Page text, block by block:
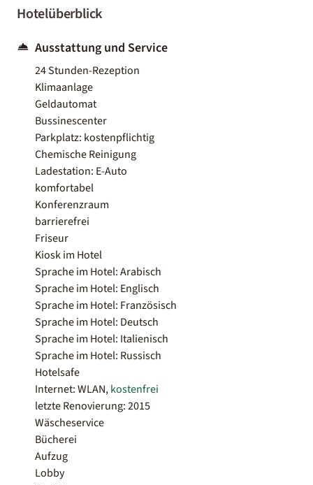
Hotelüberblick
Ausstattung und Service
24 Stunden-Rezeption
Klimaanlage
Geldautomat
Bussinescenter
Parkplatz: kostenpflichtig
Chemische Reinigung
Ladestation: E-Auto
komfortabel
Konferenzraum
barrierefrei
Friseur
Kiosk im Hotel
Sprache im Hotel: Arabisch
Sprache im Hotel: Englisch
Sprache im Hotel: Französisch
Sprache im Hotel: Deutsch
Sprache im Hotel: Italienisch
Sprache im Hotel: Russisch
Hotelsafe
Internet: WLAN,kostenfrei
letzte Renovierung: 2015
Wäscheservice
Bücherei
Aufzug
Lobby